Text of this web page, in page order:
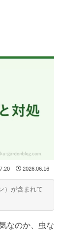
2026.06.16
）が含まれて
なのか、虫な